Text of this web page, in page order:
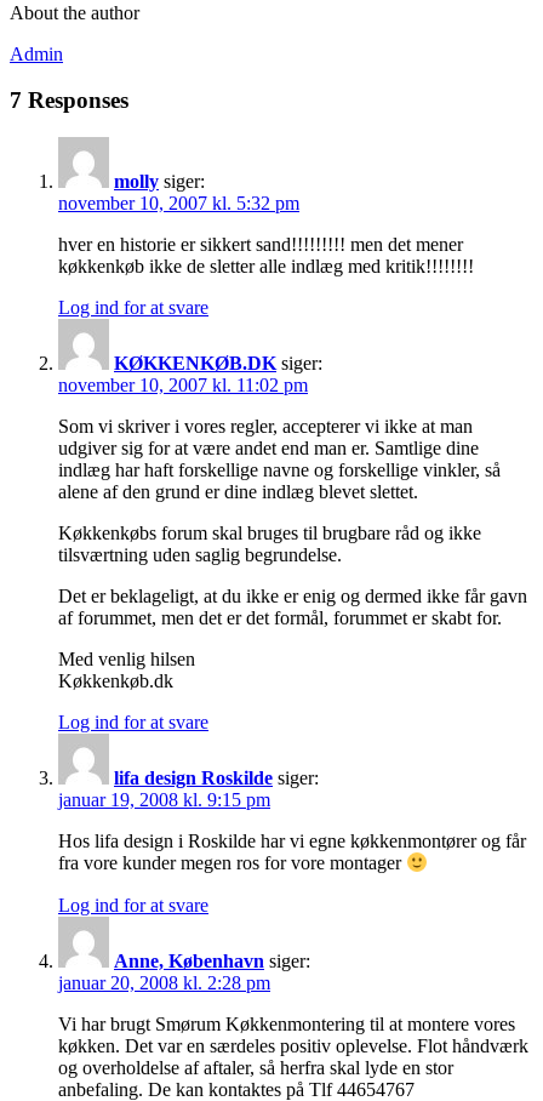
About the author
Admin
7 Responses
molly siger:
november 10, 2007 kl. 5:32 pm
hver en historie er sikkert sand!!!!!!!!! men det mener
køkkenkøb ikke de sletter alle indlæg med kritik!!!!!!!!
Log ind for at svare
KØKKENKØB.DK siger:
november 10, 2007 kl. 11:02 pm
Som vi skriver i vores regler, accepterer vi ikke at man
udgiver sig for at være andet end man er. Samtlige dine
indlæg har haft forskellige navne og forskellige vinkler, så
alene af den grund er dine indlæg blevet slettet.
Køkkenkøbs forum skal bruges til brugbare råd og ikke
tilsværtning uden saglig begrundelse.
Det er beklageligt, at du ikke er enig og dermed ikke får gavn
af forummet, men det er det formål, forummet er skabt for.
Med venlig hilsen
Køkkenkøb.dk
Log ind for at svare
lifa design Roskilde siger:
januar 19, 2008 kl. 9:15 pm
Hos lifa design i Roskilde har vi egne køkkenmontører og får
fra vore kunder megen ros for vore montager
Log ind for at svare
Anne, København siger:
januar 20, 2008 kl. 2:28 pm
Vi har brugt Smørum Køkkenmontering til at montere vores
køkken. Det var en særdeles positiv oplevelse. Flot håndværk
og overholdelse af aftaler, så herfra skal lyde en stor
anbefaling. De kan kontaktes på Tlf 44654767